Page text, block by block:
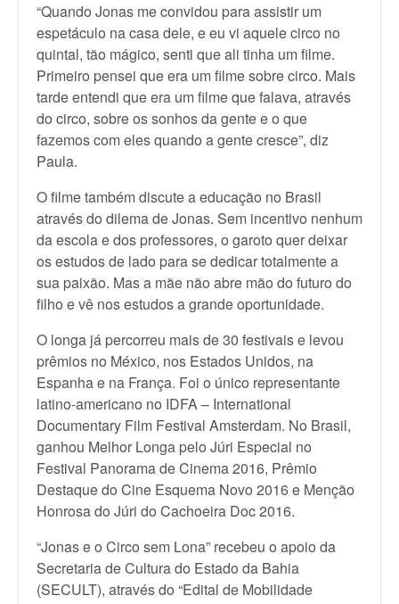
“Quando Jonas me convidou para assistir um
espetáculo na casa dele, e eu vi aquele circo no
quintal, tão mágico, senti que ali tinha um filme.
Primeiro pensei que era um filme sobre circo. Mais
tarde entendi que era um filme que falava, através
do circo, sobre os sonhos da gente e o que
fazemos com eles quando a gente cresce”, diz
Paula.
O filme também discute a educação no Brasil
através do dilema de Jonas. Sem incentivo nenhum
da escola e dos professores, o garoto quer deixar
os estudos de lado para se dedicar totalmente a
sua paixão. Mas a mãe não abre mão do futuro do
filho e vê nos estudos a grande oportunidade.
O longa já percorreu mais de 30 festivais e levou
prêmios no México, nos Estados Unidos, na
Espanha e na França. Foi o único representante
latino-americano no IDFA – International
Documentary Film Festival Amsterdam. No Brasil,
ganhou Melhor Longa pelo Júri Especial no
Festival Panorama de Cinema 2016, Prêmio
Destaque do Cine Esquema Novo 2016 e Menção
Honrosa do Júri do Cachoeira Doc 2016.
“Jonas e o Circo sem Lona” recebeu o apoio da
Secretaria de Cultura do Estado da Bahia
(SECULT), através do “Edital de Mobilidade